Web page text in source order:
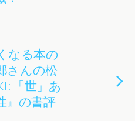
なる本の
さんの松
「世」あ
』の書評